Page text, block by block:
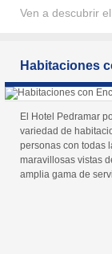
Ven a descubrir
Habitaciones
El Hotel Pedramar
variedad de
personas con todas
maravillosas vistas
amplia gama de